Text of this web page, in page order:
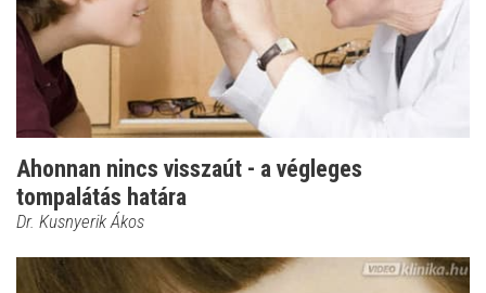
Ahonnan nincs visszaút - a végleges
tompalátás határa
Dr. Kusnyerik Ákos